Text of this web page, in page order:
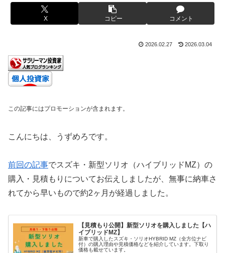
X コピー コメント
2026.02.27 2026.03.04
この記事にはプロモーションが含まれます。
こんにちは、うずめろです。
前回の記事でスズキ・新型ソリオ（ハイブリッドMZ）の
購入・見積もりについてお伝えしましたが、無事に納車さ
れてから早いもので約2ヶ月が経過しました。
【見積もり公開】新型ソリオを購入しました【ハ
イブリッドMZ】
新車で購入したスズキ・ソリオHYBRID MZ（全方位ナビ
付）の購入理由や見積価格などを紹介しています。下取り
価格も載せています。